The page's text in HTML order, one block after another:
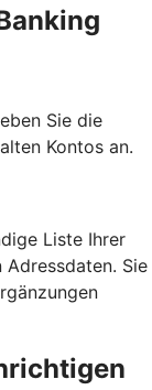
Sie die
Kontos an.
Liste Ihrer
Sie